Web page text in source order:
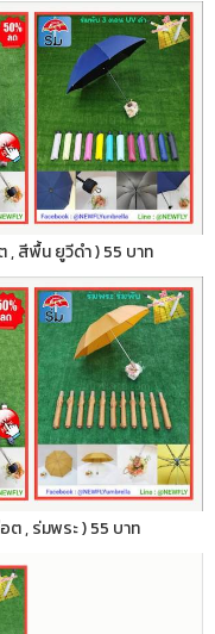
, สีพื้น ยูวีดำ ) 55 บาท
, ร่มพระ ) 55 บาท